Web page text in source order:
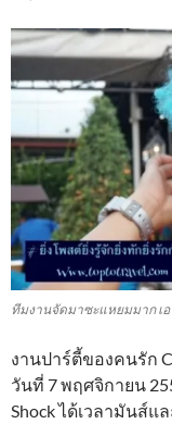
ทีมงานจัดมาซะแหยมมาก เอ
งานปาร์ตี้ของคนรัก
วันที่ 7 พฤศจิกายน
Shock ได้เวลามันส์แ